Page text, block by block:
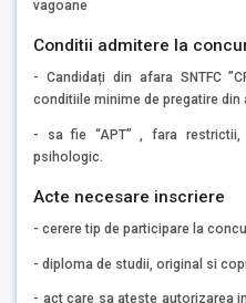
vagoane
Conditii admitere la
- Candidați din afara SNTFC
conditiile minime de pregatire din
- sa fie “APT” , fara
psihologic.
Acte necesare inscriere
- cerere tip de participare la
- diploma de studii, original si
- act care sa ateste autorizarea